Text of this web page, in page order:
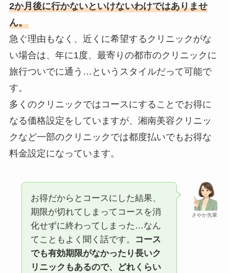
2か月後に行かないといけないわけではありませ
ん。
急ぐ理由もなく、近くに希望するクリニックがな
い場合は、年に1度、最寄りの都市のクリニックに
旅行ついでに通う…というスタイルだって可能で
す。
多くのクリニックではコースにすることでお得に
なる価格設定をしていますが、湘南美容クリニッ
クなど一部のクリニックでは都度払いでもお得な
料金設定になっています。
さやか先輩
お得だからとコースにした結果、
期限が切れてしまってコースを消
化せずに終わってしまった…なん
てこともよく聞く話です。
コース
でも有効期限がなかったり長いク
リニックもあるので、どれくらい